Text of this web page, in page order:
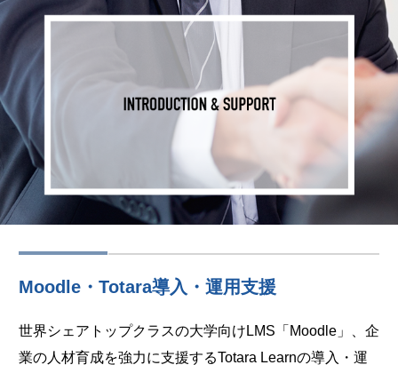
Moodle・Totara導入・運用支援
世界シェアトップクラスの大学向けLMS「Moodle」、企
業の人材育成を強力に支援するTotara Learnの導入・運